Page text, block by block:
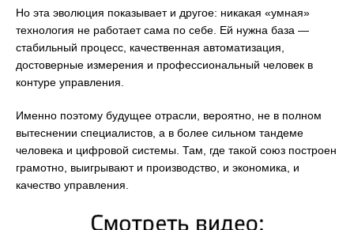
Но эта эволюция показывает и другое: никакая «умная»
технология не работает сама по себе. Ей нужна база —
стабильный процесс, качественная автоматизация,
достоверные измерения и профессиональный человек в
контуре управления.
Именно поэтому будущее отрасли, вероятно, не в полном
вытеснении специалистов, а в более сильном тандеме
человека и цифровой системы. Там, где такой союз построен
грамотно, выигрывают и производство, и экономика, и
качество управления.